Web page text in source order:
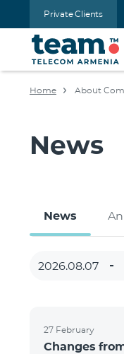
Private Clients
Home About
News
News
27 February
Changes